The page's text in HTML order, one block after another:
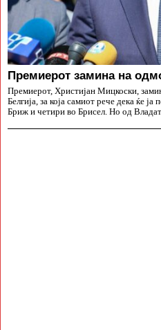
Премиерот замина на
Премиерот, Христијан Мицкоски,
Белгија, за која самиот рече дека ќе
Бриж и четири во Брисел. Но од